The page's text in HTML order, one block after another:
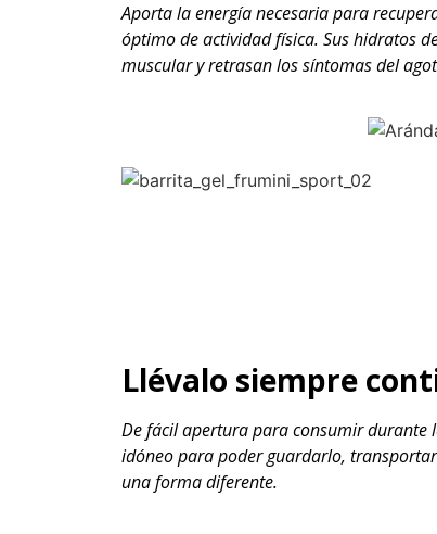
Aporta la energía necesaria para
óptimo de actividad física. Sus hidratos
muscular y retrasan los síntomas del
Llévalo siempre
De fácil apertura para consumir durante
idóneo para poder guardarlo,
una forma diferente.